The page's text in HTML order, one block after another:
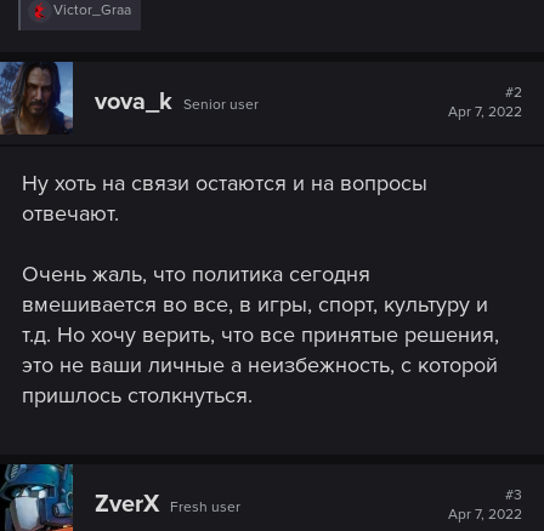
R
e
c
i
o
:
Victor_Graa
vova_k Senior user
#2
Apr 7, 2022
Ну хоть на связи остаются и на вопросы
отвечают.
Очень жаль, что политика сегодня
вмешивается во все, в игры, спорт, культуру и
т.д. Но хочу верить, что все принятые решения,
это не ваши личные а неизбежность, с которой
пришлось столкнуться.
ZverX Fresh user
#3
Apr 7, 2022